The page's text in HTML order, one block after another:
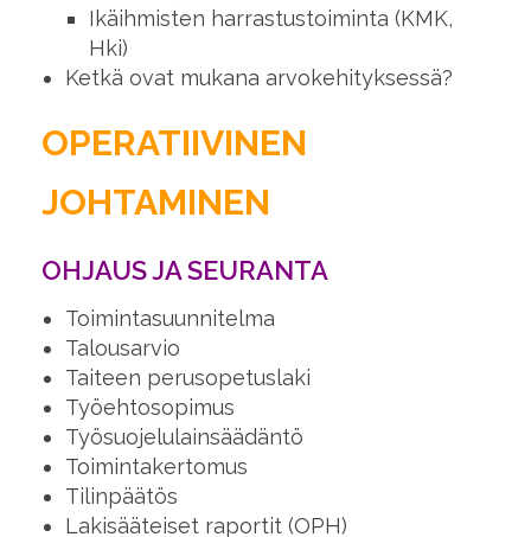
Ikäihmisten harrastustoiminta (KMK,
Hki)
Ketkä ovat mukana arvokehityksessä?
OPERATIIVINEN
JOHTAMINEN
OHJAUS JA SEURANTA
Toimintasuunnitelma
Talousarvio
Taiteen perusopetuslaki
Työehtosopimus
Työsuojelulainsäädäntö
Toimintakertomus
Tilinpäätös
Lakisääteiset raportit (OPH)